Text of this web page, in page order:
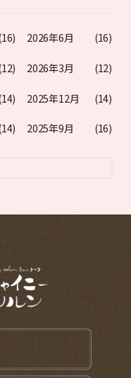
2026年6月 (16)
2026年3月 (12)
2025年12月 (14)
2025年9月 (16)